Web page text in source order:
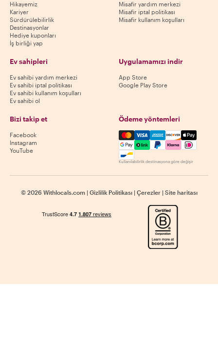
Hikayemiz
Kariyer
Sürdürülebilirlik
Destinasyonlar
Hediye kuponları
İş birliği yap
Misafir yardım merkezi
Misafir iptal politikası
Misafir kullanım koşulları
Ev sahipleri
Ev sahibi yardım merkezi
Ev sahibi iptal politikası
Ev sahibi kullanım koşulları
Ev sahibi ol
Uygulamamızı indir
App Store
Google Play Store
Bizi takip et
Facebook
Instagram
YouTube
Ödeme yöntemleri
Mastercard, Visa, Amex,
Kullanılabilirlik destinasyona göre değişir
© 2026 Withlocals.com | Gizlilik Politikası | Çerezler | Site haritası
Search Full-day-tours, Mumbai, India - Withlocals